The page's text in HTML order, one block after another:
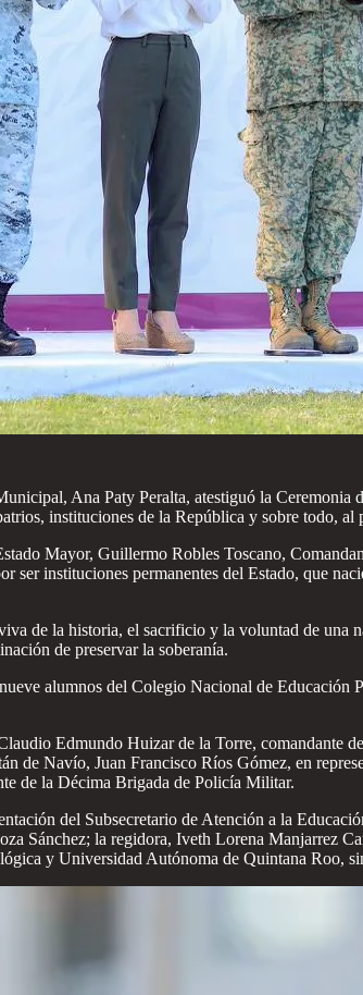
Ana Paty Peralta, atestiguó la Ceremonia
instituciones de la República y sobre todo, al
Mayor, Guillermo Robles Toscano,
instituciones permanentes del Estado, que
de la historia, el sacrificio y la voluntad de una
de preservar la soberanía.
alumnos del Colegio Nacional de
Edmundo Huizar de la Torre, comandante
de Navío, Juan Francisco Ríos Gómez, en
de la Décima Brigada de Policía Militar.
del Subsecretario de Atención a la
Sánchez; la regidora, Iveth Lorena Manjarrez
y Universidad Autónoma de Quintana Roo,